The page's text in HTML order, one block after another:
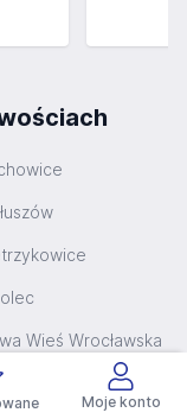
Moje konto
Wieś Wrocławska
Mały